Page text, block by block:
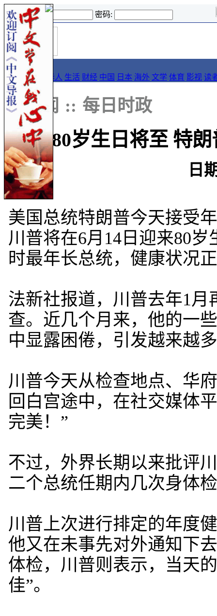
登录名: 密码:
首
页
导报
要闻 论坛 华人 生活 财经 中国 日本 海外 文学 体育 影视 读
:: 新闻 :: 每日时政
80岁生日将至 特
日
美国总统特朗普今天接受
川普将在6月14日迎来80
时最年长总统，健康状况
法新社报道，川普去年1
查。近几个月来，他的一
中显露困倦，引发越来越
川普今天从检查地点、华
回白宫途中，在社交媒体
完美！”
不过，外界长期以来批评
二个总统任期内几次身体
川普上次进行排定的年度
他又在未事先对外通知下
体检，川普则表示，当天
佳”。